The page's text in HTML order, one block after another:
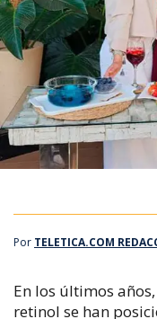
Por TELETICA.COM
En los últimos
retinol se han